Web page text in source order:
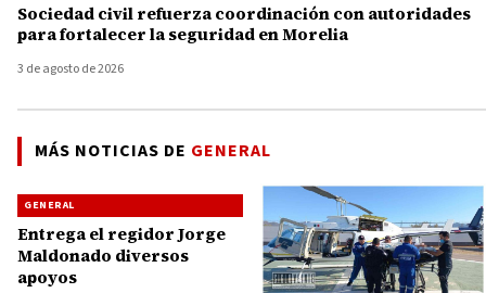
Sociedad civil refuerza coordinación con autoridades
para fortalecer la seguridad en Morelia
3 de agosto de 2026
MÁS NOTICIAS DE GENERAL
GENERAL
Entrega el regidor Jorge
Maldonado diversos
apoyos